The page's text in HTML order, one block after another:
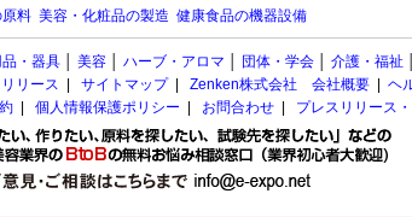
料 美容・化粧品の製造 健康食品の機器設備
・器具 美容 ハーブ・アロマ 団体・学会 介護・福祉
リース サイトマップ| Zenken株式会社 会社概要
ヘ
個人情報保護ポリシー お問合わせ プレスリリース